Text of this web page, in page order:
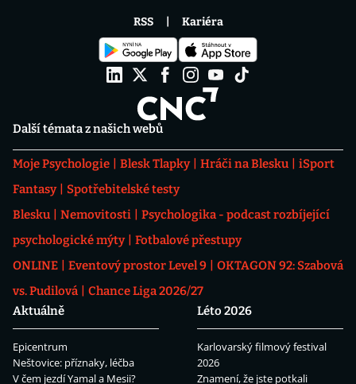
Další témata z našich webů
Moje Psychologie Blesk Tlapky Hráči na Blesku
iSport
Fantasy
Spotřebitelské testy
Blesku
Nemovitosti
Psychologika - podcast rozbíjející
psychologické mýty
Fotbalové přestupy
ONLINE
Eventový prostor Level 9
OKTAGON 92: Szabová
vs. Pudilová
Chance Liga 2026/27
Aktuálně
Epicentrum
Neštovice: příznaky, léčba
V čem jezdí Yamal a Mesii?
Léto 2026
Karlovarský filmový festival
2026
Znamení, že jste potkali
RSS Kariéra